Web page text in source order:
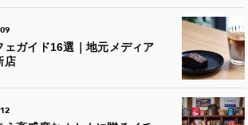
ェガイド16選｜地元メディア
店